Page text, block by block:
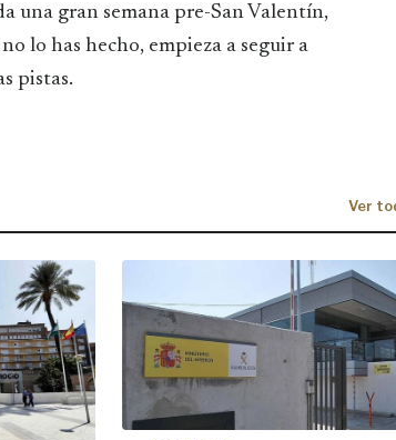
una gran semana pre-San Valentín,
lo has hecho, empieza a seguir a
pistas.
Ver